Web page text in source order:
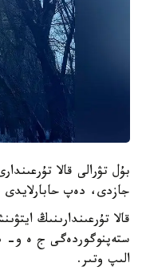
بۇل تۋرالى قالا
جازدى، دەپ حابارلايدى
قالا تۇرعىندارىنىڭ
ستەپنوگوردەگى ج ە و-
الىپ وتىر.